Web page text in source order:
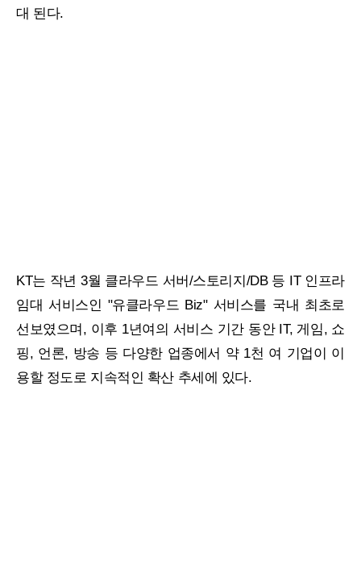
대 된다.
KT는 작년 3월 클라우드 서버/스토리지/DB 등 IT 인프라
임대 서비스인 "유클라우드 Biz" 서비스를 국내 최초로
선보였으며, 이후 1년여의 서비스 기간 동안 IT, 게임, 쇼
핑, 언론, 방송 등 다양한 업종에서 약 1천 여 기업이 이
용할 정도로 지속적인 확산 추세에 있다.